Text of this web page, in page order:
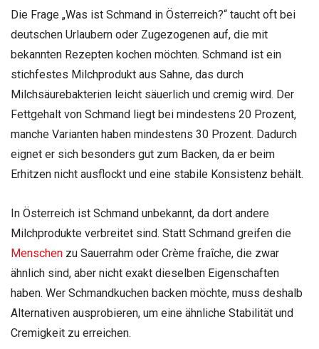
Die Frage „Was ist Schmand in Österreich?“ taucht oft bei
deutschen Urlaubern oder Zugezogenen auf, die mit
bekannten Rezepten kochen möchten. Schmand ist ein
stichfestes Milchprodukt aus Sahne, das durch
Milchsäurebakterien leicht säuerlich und cremig wird. Der
Fettgehalt von Schmand liegt bei mindestens 20 Prozent,
manche Varianten haben mindestens 30 Prozent. Dadurch
eignet er sich besonders gut zum Backen, da er beim
Erhitzen nicht ausflockt und eine stabile Konsistenz behält.
In Österreich ist Schmand unbekannt, da dort andere
Milchprodukte verbreitet sind. Statt Schmand greifen die
Menschen zu Sauerrahm oder Crème fraîche, die zwar
ähnlich sind, aber nicht exakt dieselben Eigenschaften
haben. Wer Schmandkuchen backen möchte, muss deshalb
Alternativen ausprobieren, um eine ähnliche Stabilität und
Cremigkeit zu erreichen.